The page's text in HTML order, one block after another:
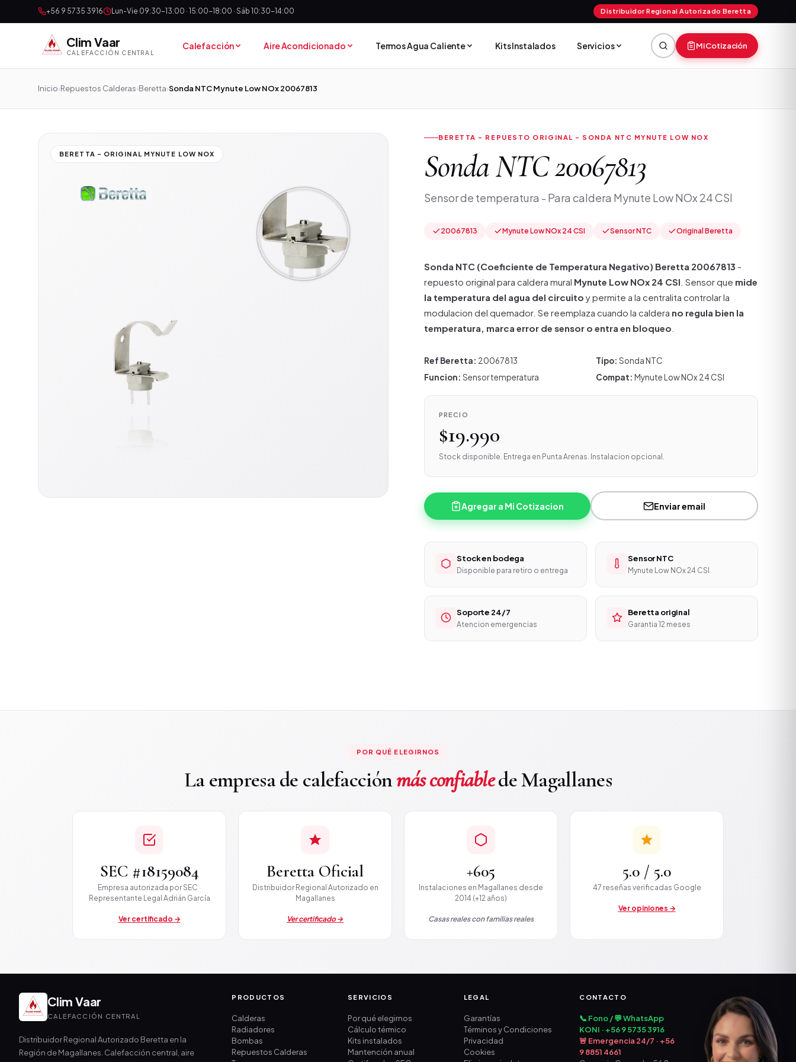
+56 9 5735 3916 Lun-Vie 09:30-13:00 · 15:00-18:00 · Sáb 10:30-14:00 Distribuidor Regional Autorizado Beretta
Clim Vaar
CALEFACCIÓN CENTRAL
Calefacción Aire Acondicionado Termos Agua Caliente Kits Instalados Servicios Mi Cotización
Inicio›Repuestos Calderas›Beretta›Sonda NTC Mynute Low NOx 20067813
BERETTA - ORIGINAL MYNUTE LOW NOX
BERETTA - REPUESTO ORIGINAL - SONDA NTC MYNUTE LOW NOX
Sonda NTC 20067813
Sensor de temperatura - Para caldera Mynute Low NOx 24 CSI
20067813 Mynute Low NOx 24 CSI Sensor NTC Original Beretta
Sonda NTC (Coeficiente de Temperatura Negativo) Beretta 20067813 -
repuesto original para caldera mural Mynute Low NOx 24 CSI . Sensor que mide
la temperatura del agua del circuito y permite a la centralita controlar la
modulacion del quemador. Se reemplaza cuando la caldera no regula bien la
temperatura, marca error de sensor o entra en bloqueo
Ref Beretta: 20067813 Tipo: Sonda NTC
Funcion: Sensor temperatura Compat: Mynute Low NOx 24 CSI
PRECIO
$19.990
Stock disponible. Entrega en Punta Arenas. Instalacion opcional.
Agregar a Mi Cotizacion Enviar email
Stock en bodega
Disponible para retiro o entrega
Sensor NTC
Mynute Low NOx 24 CSI
Soporte 24/7
Atencion emergencias
Beretta original
Garantia 12 meses
POR QUÉ ELEGIRNOS
La empresa de calefacciónmás confiablede Magallanes
SEC #18159084
Empresa autorizada por SEC ·
Representante Legal Adrián García
Ver certificado →
Beretta Oficial
Distribuidor Regional Autorizado en
Magallanes
Ver certificado →
+605
Instalaciones en Magallanes desde
2014 (+12 años)
Casas reales con familias reales
5.0 / 5.0
47 reseñas verificadas Google
Ver opiniones →
Clim Vaar
CALEFACCIÓN CENTRAL
Distribuidor Regional Autorizado Beretta en la
Región de Magallanes. Calefacción central, aire
PRODUCTOS
Calderas
Radiadores
Bombas
Repuestos Calderas
SERVICIOS
Por qué elegirnos
Cálculo térmico
Kits instalados
Mantención anual
LEGAL
Garantías
Términos y Condiciones
Privacidad
Cookies
CONTACTO
📞 Fono / 💬 WhatsApp
KONI · +56 9 5735 3916
🚨 Emergencia 24/7 · +56
9 8851 4661